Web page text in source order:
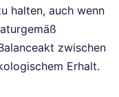
halten, auch wenn
zwischen
Erhalt.